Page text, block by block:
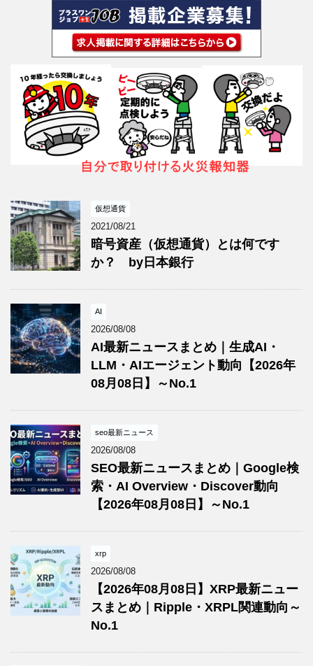
仮想通貨
2021/08/21
暗号資産（仮想通貨）とは何です
か？ by日本銀行
AI
2026/08/08
AI最新ニュースまとめ｜生成AI・
LLM・AIエージェント動向【2026年
08月08日】～No.1
seo最新ニュース
2026/08/08
SEO最新ニュースまとめ｜Google検
索・AI Overview・Discover動向
【2026年08月08日】～No.1
xrp
2026/08/08
【2026年08月08日】XRP最新ニュー
スまとめ｜Ripple・XRPL関連動向～
No.1